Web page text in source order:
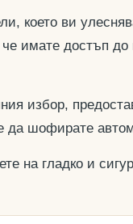
което ви
че имате достъп
избор,
шофирате
на гладко и